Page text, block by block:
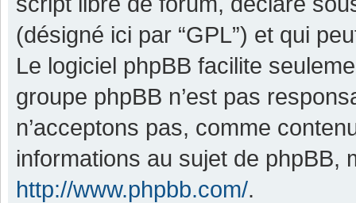
(désigné ici par “GPL”) et qui
Le logiciel phpBB facilite
groupe phpBB n’est pas
n’acceptons pas, comme
informations au sujet de phpBB,
http://www.phpbb.com/.